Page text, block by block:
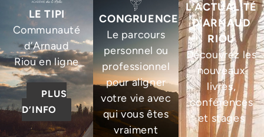
LE TIPI
Communauté
d’Arnaud
Riou en ligne
PLUS
D’INFO
CONGRUENCE
Le parcours
personnel ou
professionnel
pour aligner
votre vie avec
qui vous êtes
vraiment
L’ACTUALITÉ
D’ARNAUD
RIOU
Découvrez les
nouveaux
livres,
conférences
et stages